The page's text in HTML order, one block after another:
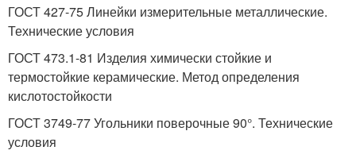
ГОСТ 427-75 Линейки измерительные металлические.
Технические условия
ГОСТ 473.1-81 Изделия химически стойкие и
термостойкие керамические. Метод определения
кислотостойкости
ГОСТ 3749-77 Угольники поверочные 90°. Технические
условия